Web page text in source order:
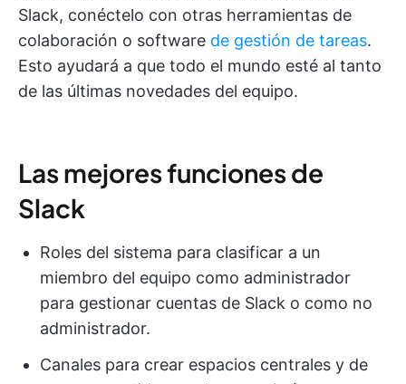
Slack, conéctelo con otras herramientas de
colaboración o software de gestión de tareas.
Esto ayudará a que todo el mundo esté al tanto
de las últimas novedades del equipo.
Las mejores funciones de
Slack
Roles del sistema para clasificar a un
miembro del equipo como administrador
para gestionar cuentas de Slack o como no
administrador.
Canales para crear espacios centrales y de